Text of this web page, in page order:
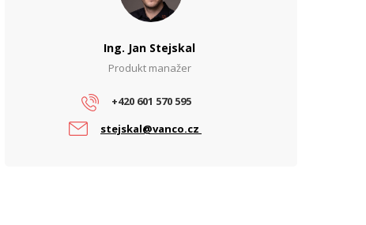
Ing. Jan Stejskal
Produkt manažer
+420 601 570 595
stejskal@vanco.cz